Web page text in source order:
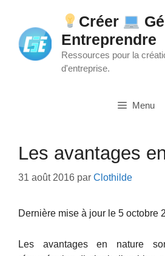
contenu
Créer
Entreprendre
Ressources pour la
d'entreprise.
Menu
Les avantages
31 août 2016 par Clothilde
Dernière mise à jour le 5 octobre
Les avantages en nature